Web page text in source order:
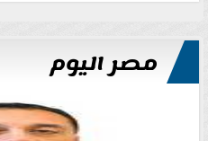
مصر اليوم